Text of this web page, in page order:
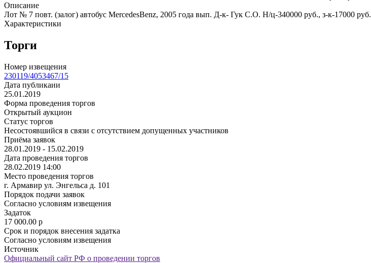
Описание
Лот № 7 повт. (залог) автобус MercedesBenz, 2005 года вып. Д-к- Гук С.О. Н/ц-340000 руб., з-к-17000 руб.
Характеристики
Торги
Номер извещения
230119/4053467/15
Дата публикаии
25.01.2019
Форма проведения торгов
Открытый аукцион
Статус торгов
Несостоявшийся в связи с отсутствием допущенных участников
Приёма заявок
28.01.2019 - 15.02.2019
Дата проведения торгов
28.02.2019 14:00
Место проведения торгов
г. Армавир ул. Энгельса д. 101
Порядок подачи заявок
Согласно условиям извещения
Задаток
17 000.00 p
Срок и порядок внесения задатка
Согласно условиям извещения
Источник
Официальный сайт РФ о проведении торгов